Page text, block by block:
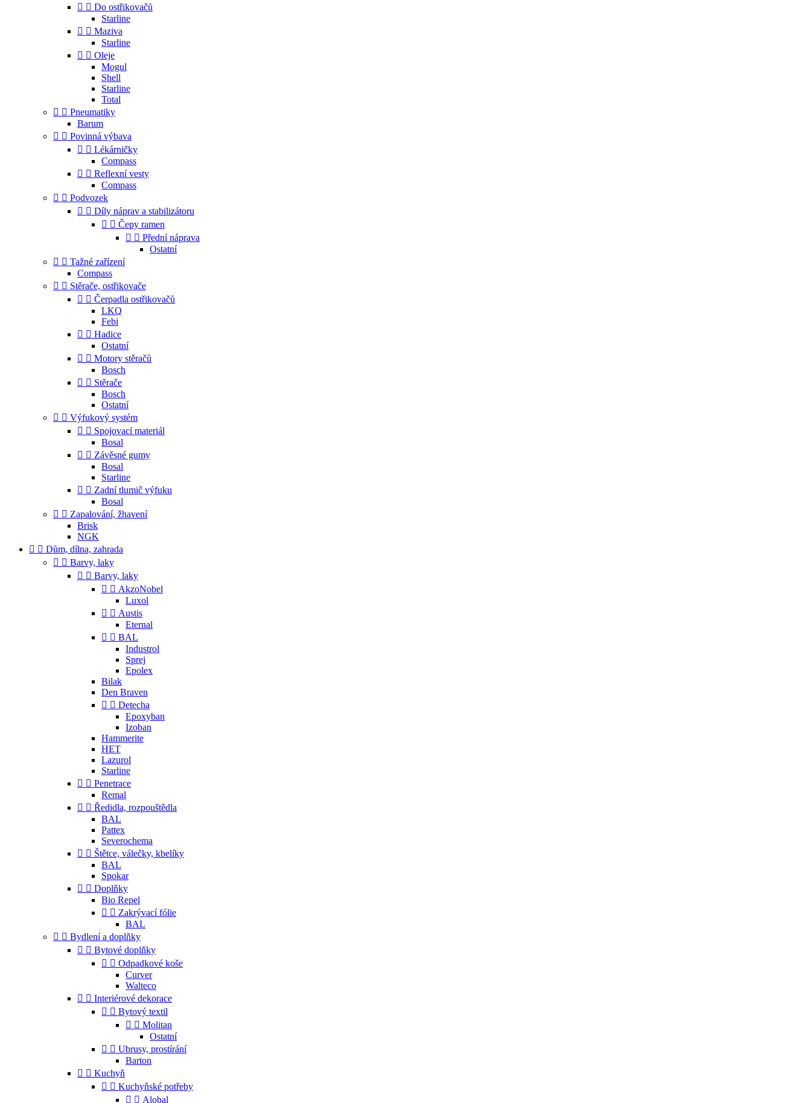
  Do ostřikovačů
Starline
  Maziva
Starline
  Oleje
Mogul
Shell
Starline
Total
  Pneumatiky
Barum
  Povinná výbava
  Lékárničky
Compass
  Reflexní vesty
Compass
  Podvozek
  Díly náprav a stabilizátoru
  Čepy ramen
  Přední náprava
Ostatní
  Tažné zařízení
Compass
  Stěrače, ostřikovače
  Čerpadla ostřikovačů
LKQ
Febi
  Hadice
Ostatní
  Motory stěračů
Bosch
  Stěrače
Bosch
Ostatní
  Výfukový systém
  Spojovací materiál
Bosal
  Závěsné gumy
Bosal
Starline
  Zadní tlumič výfuku
Bosal
  Zapalování, žhavení
Brisk
NGK
  Dům, dílna, zahrada
  Barvy, laky
  Barvy, laky
  AkzoNobel
Luxol
  Austis
Eternal
  BAL
Industrol
Sprej
Epolex
Bilak
Den Braven
  Detecha
Epoxyban
Izoban
Hammerite
HET
Lazurol
Starline
  Penetrace
Remal
  Ředidla, rozpouštědla
BAL
Pattex
Severochema
  Štětce, válečky, kbelíky
BAL
Spokar
  Doplňky
Bio Repel
  Zakrývací fólie
BAL
  Bydlení a doplňky
  Bytové doplňky
  Odpadkové koše
Curver
Walteco
  Interiérové dekorace
  Bytový textil
  Molitan
Ostatní
  Ubrusy, prostírání
Barton
  Kuchyň
  Kuchyňské potřeby
  Alobal